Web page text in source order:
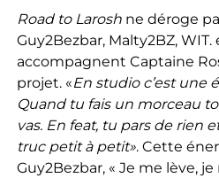
Road to Laroshne déroge
Guy2Bezbar, Malty2BZ, WIT.
accompagnent Captaine
projet. «En studio c’est une
Quand tu fais un morceau
vas. En feat, tu pars de rien
truc petit à petit». Cette
Guy2Bezbar, « Je me lève, je